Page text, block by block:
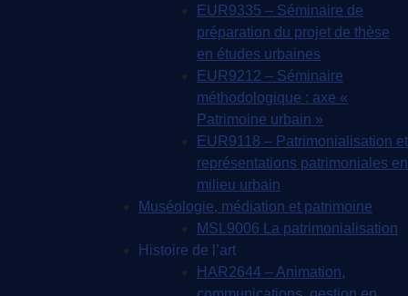
EUR9335 – Séminaire de
préparation du projet de thèse
en études urbaines
EUR9212 – Séminaire
méthodologique : axe «
Patrimoine urbain »
EUR9118 – Patrimonialisation et
représentations patrimoniales en
milieu urbain
Muséologie, médiation et patrimoine
MSL9006 La patrimonialisation
Histoire de l’art
HAR2644 – Animation,